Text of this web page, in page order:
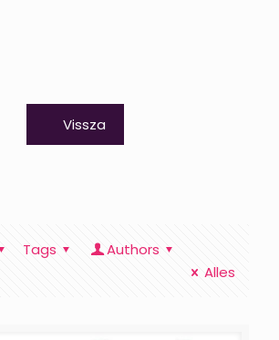
Vissza
Tags
Authors
Alles